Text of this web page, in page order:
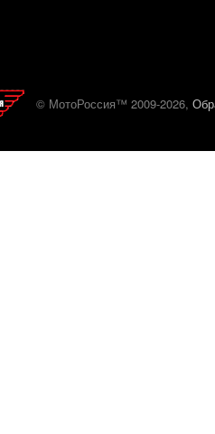
© МотоРоссия™ 2009-2026,